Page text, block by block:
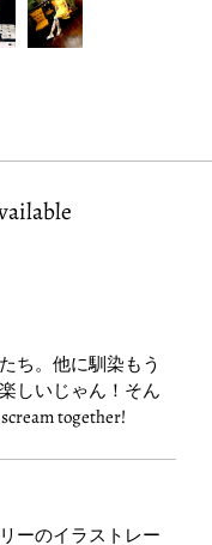
ち。他に馴染もう
しいじゃん！そん
together!
ーのイラストレー